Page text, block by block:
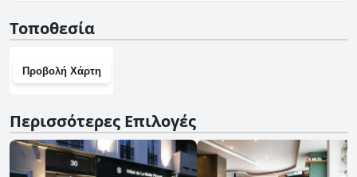
Τοποθεσία
Προβολή Χάρτη
Περισσότερες Επιλογές